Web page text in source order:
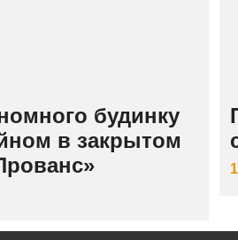
будинку
в закрытом